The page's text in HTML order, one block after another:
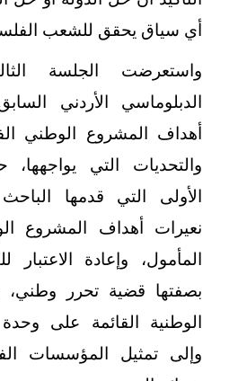
أي سياق يحقق للشعب
واستعرضت الجلسة
الدبلوماسي الأردني
أهداف المشروع الوطني
والتحديات التي
الأولى التي قدمها
نعيرات أهداف المشروع
المأمول، وإعادة الاعتبار
بصفتها قضية تحرر وطني،
الوطنية القائمة على
وإلى تمثيل المؤسسات